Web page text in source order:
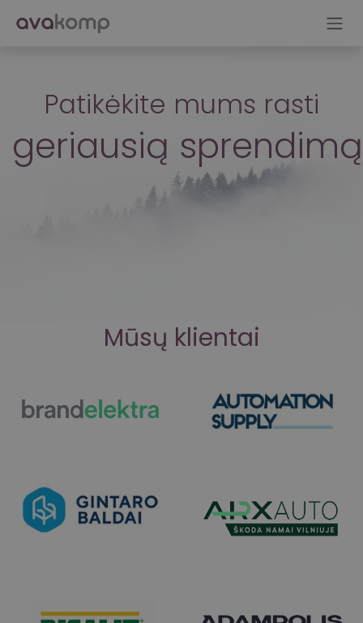
Patikėkite mums rasti
geriausią sprendimą
Mūsų klientai